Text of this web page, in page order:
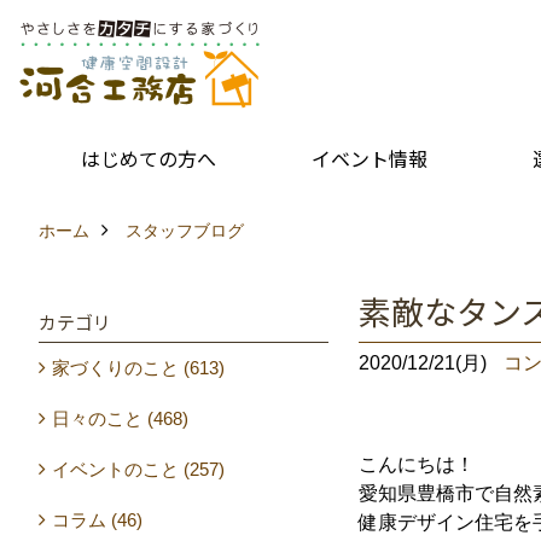
はじめての方へ イベント情報
ホーム スタッフブログ
素敵なタ
2020/12/21(月) コ
こんにちは！
愛知県豊橋市で自然
健康デザイン住宅を
カテゴリ
家づくりのこと (613)
日々のこと (468)
イベントのこと (257)
コラム (46)